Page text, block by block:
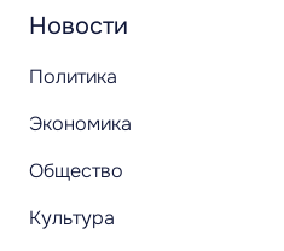
Новости
Политика
Экономика
Общество
Культура